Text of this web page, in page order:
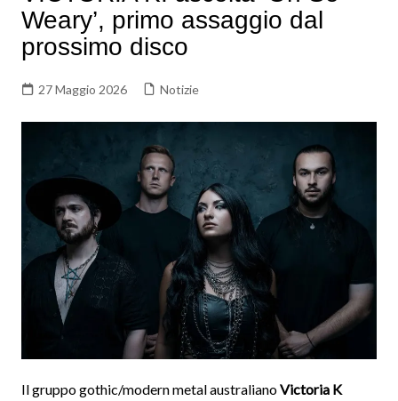
Weary’, primo assaggio dal
prossimo disco
27 Maggio 2026 Notizie
Il gruppo gothic/modern metal australianoVictoria K